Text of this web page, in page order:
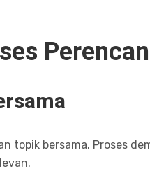
topik bersama. Proses